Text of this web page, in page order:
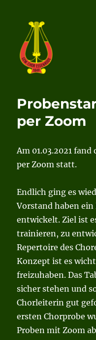
Essenrode
per Zoom
Am 01.03.2021
per Zoom statt.
Endlich ging es
Vorstand haben
entwickelt. Ziel ist
trainieren, zu
Repertoire des
Konzept ist es
freizuhaben. Das
sicher stehen und
Chorleiterin gut
ersten Chorprobe
Proben mit Zoom